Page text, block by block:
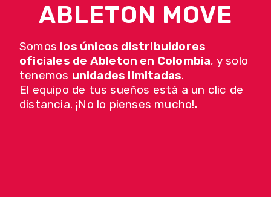
ABLETON MOVE
Somos los únicos distribuidores
oficiales de Ableton en Colombia, y solo
tenemos unidades limitadas.
El equipo de tus sueños está a un clic de
distancia. ¡No lo pienses mucho!.